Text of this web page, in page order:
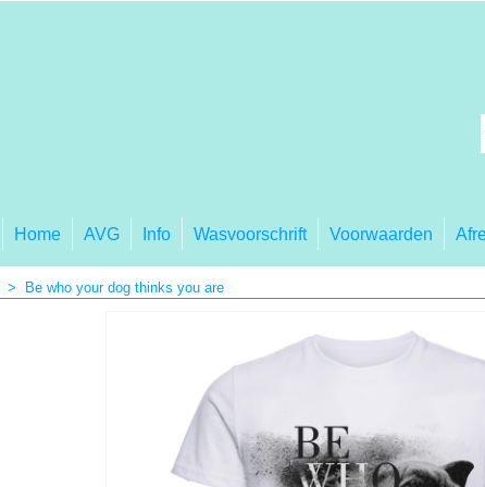
Home AVG Info Wasvoorschrift Voorwaarden
> Be who your dog thinks you are